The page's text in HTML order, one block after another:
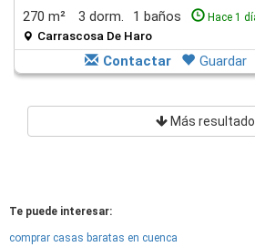
270 m²
3 dorm. 1 baños Hace 1
Carrascosa De Haro
Contactar Guardar
Más
Te puede interesar:
comprar casas baratas en cuenca